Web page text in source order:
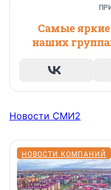
Самые яркие
наших
Новости СМИ2
НОВОСТИ КОМПАНИЙ